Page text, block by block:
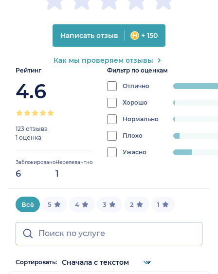
Рейтинг
4.6
123 отзыва
1 оценка
Заблокировано
6
Нерелевантно
1
Фильтр по оценкам
Отличноprogress:
Хорошо
0.847457627118644%
Нормально
0.847457627118644%
Плохо
progress:
Ужасно
12.711864406779661%
Написать отзыв + 150
Как мы проверяем отзывы
Всё 5 4 3 2 1
Сортировать: